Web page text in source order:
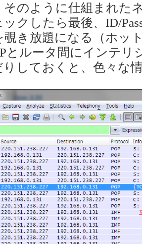
そのように仕組まれた
ックしたら最後、ID/
覗き放題になる（ホッ
とルータ間にインテ
りしておくと、色々な